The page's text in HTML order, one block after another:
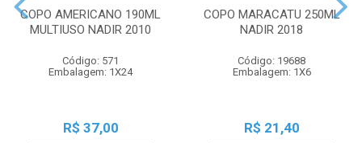
COPO AMERICANO 190ML
MULTIUSO NADIR 2010
Código: 571
Embalagem: 1X24
R$ 37,00
COPO MARACATU 250ML
NADIR 2018
Código: 19688
Embalagem: 1X6
R$ 21,40